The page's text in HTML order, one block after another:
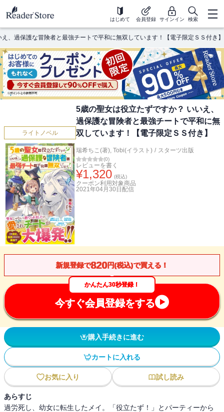
はじめて 会員登録 サインイン 検索
、過保護な冒険者と最強チートで平和に無双しています！【電子限定ＳＳ付き】
ライトノベル
5歳の聖女は役立たずですか？ いいえ、
過保護な冒険者と最強チートで平和に無
双しています！【電子限定ＳＳ付き】
瑞希ちこ(著), Tobi(イラスト) / スターツ出版
(0)
レビューを書く
¥1,320 (税込)
クーポン利用対象商品
2021年04月30日 配信
新規登録で820円(税込)で買える！
かんたん30秒登録！
今すぐ会員登録をする
購入手続きに進む
カートに入れる
お気に入り 試し読み
あらすじ
過労死し、幼女に転生したメイ。「役立たず！」とパーティーから